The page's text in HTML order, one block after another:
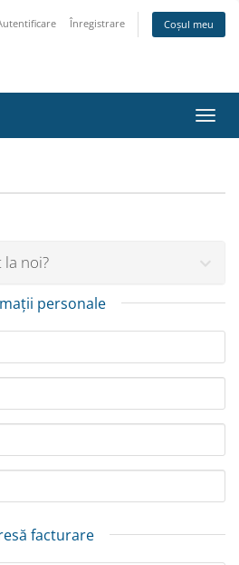
Înregistrare Coșul meu
noi?
personale
facturare